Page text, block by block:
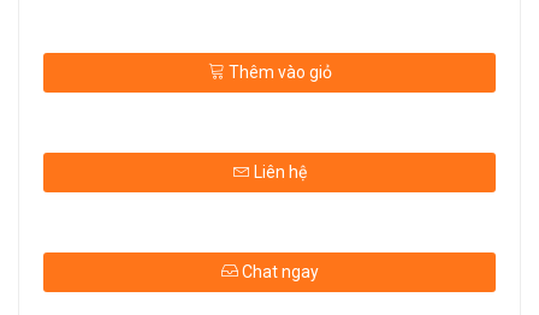
Thêm vào giỏ
Liên hệ
Chat ngay